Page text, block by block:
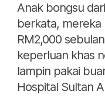
Anak bongsu
berkata, mereka
RM2,000
keperluan khas
lampin pakai
Hospital Sultan